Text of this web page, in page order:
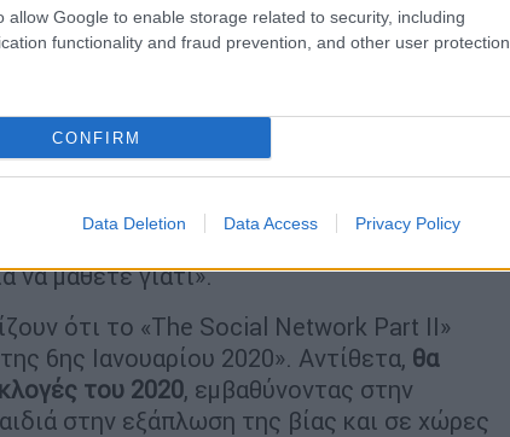
allow Google to enable storage related to security, including
functionality and fraud prevention, and other user protection.
CONFIRM
Data Deletion Data Access Privacy Policy
Social Network», είχε εκφράσει
ένα σίκουελ και τα γεγονότα της 6ης
την έμπνευση. «Κατηγορώ το
δηλώσει το περασμένο χρόνο στο podcast
εξηγήσεις, λέγοντας μόνο τη φράση:
να μάθετε γιατί».
ότι το «The Social Network Part II»
6ης Ιανουαρίου 2020». Αντίθετα, θα
του 2020, εμβαθύνοντας στην
στην εξάπλωση της βίας και σε χώρες